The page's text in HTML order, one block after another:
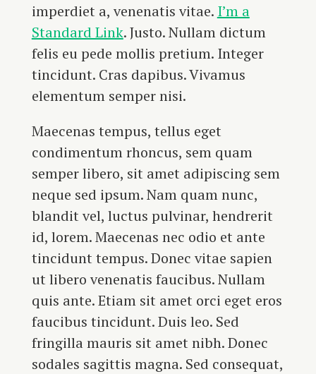
imperdiet a, venenatis vitae. I’m a
Standard Link. Justo. Nullam dictum
felis eu pede mollis pretium. Integer
tincidunt. Cras dapibus. Vivamus
elementum semper nisi.
Maecenas tempus, tellus eget
condimentum rhoncus, sem quam
semper libero, sit amet adipiscing sem
neque sed ipsum. Nam quam nunc,
blandit vel, luctus pulvinar, hendrerit
id, lorem. Maecenas nec odio et ante
tincidunt tempus. Donec vitae sapien
ut libero venenatis faucibus. Nullam
quis ante. Etiam sit amet orci eget eros
faucibus tincidunt. Duis leo. Sed
fringilla mauris sit amet nibh. Donec
sodales sagittis magna. Sed consequat,